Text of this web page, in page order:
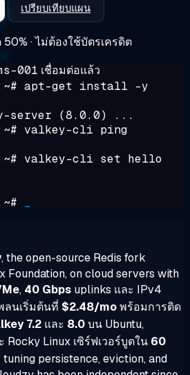
เปรียบเทียบแผน
50% · ไม่ต้องใช้บัตรเครดิต
001 เชื่อมต่อแล้ว
apt-get install -y
server (8.0.0) ...
valkey-cli ping
valkey-cli set hello
, the open-source Redis fork
Foundation, on cloud servers with
, 40 Gbps uplinks และ IPv4
ลนเริ่มต้นที่ $2.48/moพร้อมการติด
7.2 และ 8.0บน Ubuntu,
Rocky Linux เซิร์ฟเวอร์บูตใน 60
persistence, eviction, and